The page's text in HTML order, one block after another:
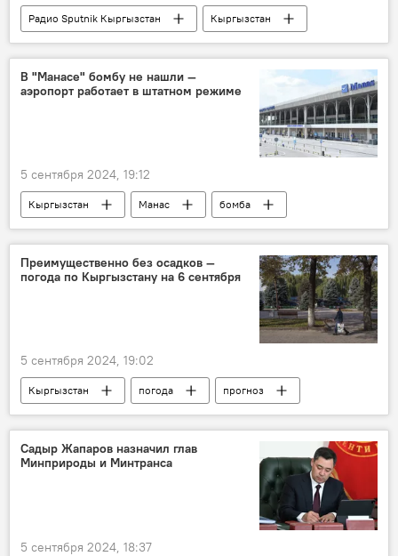
Радио Sputnik Кыргызстан
Кыргызстан
собака
домашние животные
питомец
хозяин
административная отвественность
В "Манасе" бомбу не нашли —
аэропорт работает в штатном режиме
5 сентября 2024, 19:12
Кыргызстан Манас
бомба
сообщение
Преимущественно без осадков —
погода по Кыргызстану на 6 сентября
5 сентября 2024, 19:02
Кыргызстан погода
прогноз
погода в Кыргызстане
Кыргызгидромет
Садыр Жапаров назначил глав
Минприроды и Минтранса
5 сентября 2024, 18:37